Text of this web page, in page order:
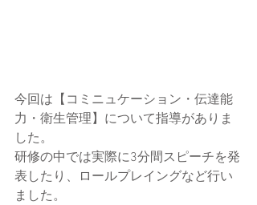
今回は【コミニュケーション・伝達能
力・衛生管理】について指導がありま
した。
研修の中では実際に3分間スピーチを発
表したり、ロールプレイングなど行い
ました。